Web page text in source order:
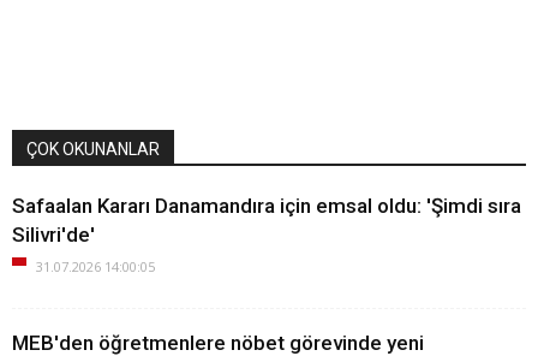
ÇOK OKUNANLAR
Safaalan Kararı Danamandıra için emsal oldu: 'Şimdi sıra
Silivri'de'
31.07.2026 14:00:05
MEB'den öğretmenlere nöbet görevinde yeni